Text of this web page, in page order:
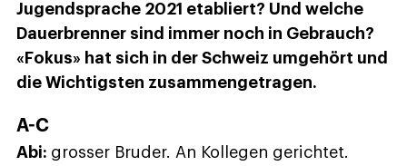
Jugendsprache 2021 etabliert? Und welche
Dauerbrenner sind immer noch in Gebrauch?
«Fokus» hat sich in der Schweiz umgehört und
die Wichtigsten zusammengetragen.
A-C
Abi: grosser Bruder. An Kollegen gerichtet.